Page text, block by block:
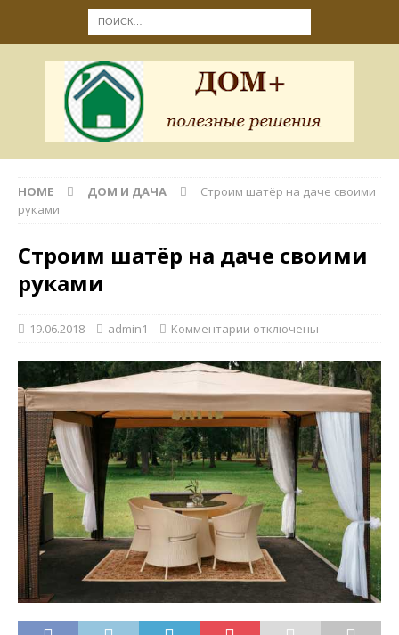
HOME ДОМ И ДАЧА
Строим шатёр на даче своими
руками
Строим шатёр на даче своими
руками
19.06.2018 admin1 Комментарии отключены